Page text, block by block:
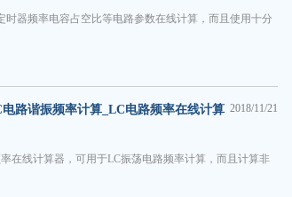
器频率电容占空比等电路参数在线计算，而且使用十分
2018/11/21
路谐振频率计算_LC电路频率在线计算
在线计算器，可用于LC振荡电路频率计算，而且计算非